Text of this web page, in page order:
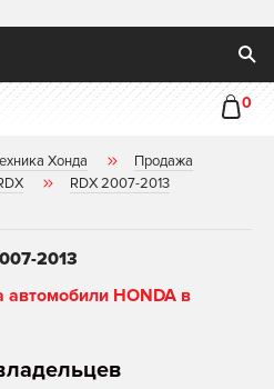
0
Хонда
Продажа
RDX 2007-2013
2013
HONDA в